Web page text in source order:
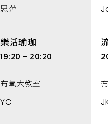
思萍
樂活瑜珈
19:20 - 20:20
有氧大教室
YC